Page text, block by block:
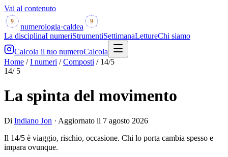
Vai al contenuto
9
1
2
3
4
5
6
7
8
numerologia·caldea
9
1
2
3
4
5
6
7
8
La disciplinaI numeriStrumentiSettimanaLettureChi siamo
Calcola il tuo numeroCalcola
Home /I numeri /Composti / 14/5
14/ 5
La spinta del movimento
Di Indiano Jon · Aggiornato il 7 agosto 2026
Il 14/5 è viaggio, rischio, occasione. Chi lo porta cambia spesso e
impara ovunque.